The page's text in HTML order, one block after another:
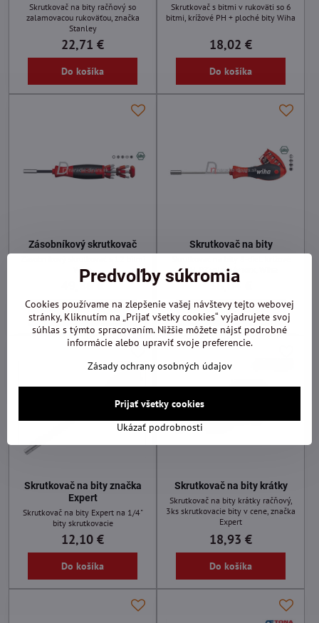
Skrutkovač na bity račňový so
zalamovacou rukoväťou, značka
Stanley
22,71 €
Do košíka
Skrutkovač s bitmi v rukoväti so 6
bitmi, krížové PH + ploché bity Wiha
18,02 €
Do košíka
Zásobníkový skrutkovač
Wiha
49,86 €
Do košíka
Skrutkovač na bity
PH, PZ+ploché+torx, Wiha
36,04 €
Do košíka
Skrutkovač na bity značka
Expert
Skrutkovač na bity Expert na 1/4"
bity skrutkovacie
12,10 €
Do košíka
Skrutkovač na bity krátky
Skrutkovač na bity krátky račňový,
3ks skrutkovacie bity v cene, značka
Expert
18,93 €
Do košíka
Predvoľby súkromia
Cookies používame na zlepšenie vašej návštevy tejto webovej
stránky, Kliknutím na „Prijať všetky cookies“ vyjadrujete svoj
súhlas s týmto spracovaním. Nižšie môžete nájsť podrobné
informácie alebo upraviť svoje preferencie.
Zásady ochrany osobných údajov
Ukázať podrobnosti
Prijať všetky cookies